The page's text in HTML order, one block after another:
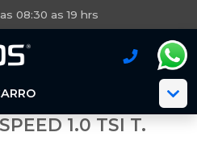
08:30 as 19 hrs
1.0 TSI T.